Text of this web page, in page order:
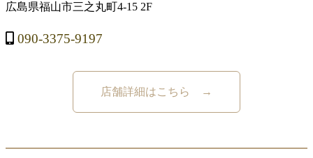
広島県福山市三之丸町4-15 2F
090-3375-9197
店舗詳細はこちら →